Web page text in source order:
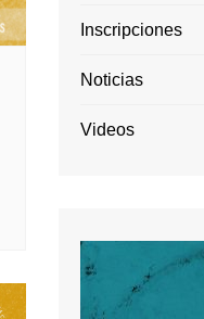
Inscripciones
Noticias
Videos